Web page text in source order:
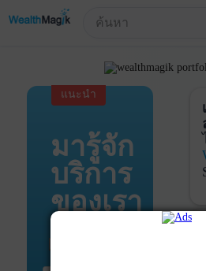
แนะนำ
มารู้จัก
บริการ
ของเรา
!-- Start Advertise -->